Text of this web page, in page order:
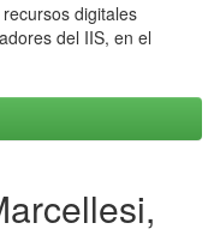
digitales
del IIS, en el